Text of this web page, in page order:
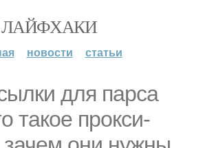
ЛАЙФХАКИ
новости статьи
для парса
такое прокси-